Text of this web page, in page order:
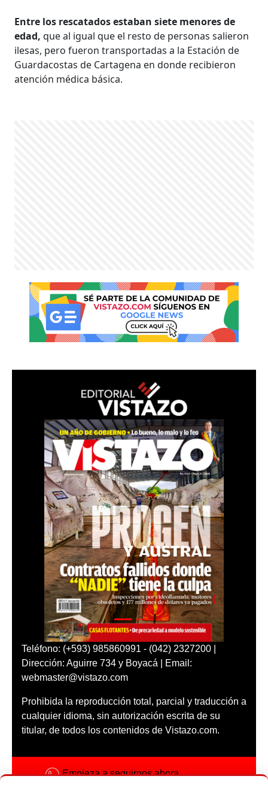
Entre los rescatados estaban siete menores de
edad, que al igual que el resto de personas salieron
ilesas, pero fueron transportadas a la Estación de
Guardacostas de Cartagena en donde recibieron
atención médica básica.
Teléfono: (+593) 985860991 - (042) 2327200 |
Dirección: Aguirre 734 y Boyacá | Email:
webmaster@vistazo.com
Prohibida la reproducción total, parcial y traducción a
cualquier idioma, sin autorización escrita de su
titular, de todos los contenidos de Vistazo.com.
Empieza a seguirnos ahora